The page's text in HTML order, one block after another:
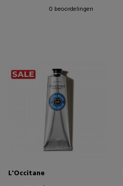
0 beoordelingen
L'Occitane